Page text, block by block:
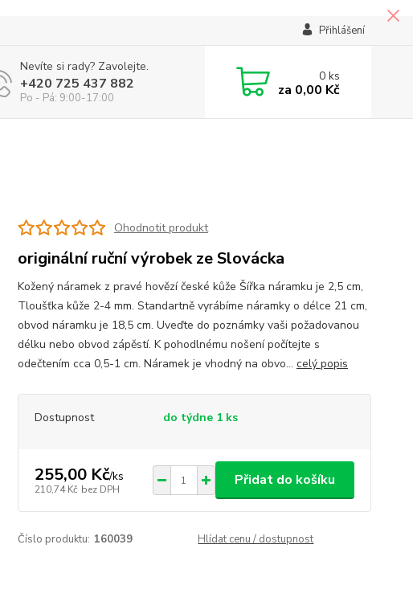
Přihlášení
Nevíte si rady? Zavolejte.
+420 725 437 882
Po - Pá: 9:00-17:00
0ks
za 0,00 Kč
Ohodnotit produkt
originální ruční výrobek ze Slovácka
Kožený náramek z pravé hovězí české kůže Šířka náramku je 2,5 cm,
Tloušťka kůže 2-4 mm. Standartně vyrábíme náramky o délce 21 cm,
obvod náramku je 18,5 cm. Uveďte do poznámky vaši požadovanou
délku nebo obvod zápěstí. K pohodlnému nošení počítejte s
odečtením cca 0,5-1 cm. Náramek je vhodný na obvo... celý popis
Dostupnost do týdne 1 ks
255,00 Kč/ks
210,74 Kč bez DPH
Přidat do košíku
Číslo produktu: 160039 Hlídat cenu / dostupnost